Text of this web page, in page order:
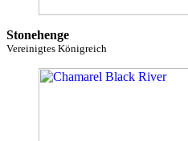
Stonehenge
Vereinigtes Königreich